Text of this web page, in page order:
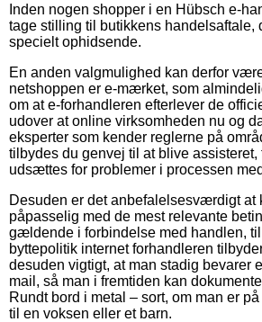
Inden nogen shopper i en Hübsch e-
tage stilling til butikkens handelsaftale,
specielt ophidsende.
En anden valgmulighed kan derfor
netshoppen er e-mærket, som
om at e-forhandleren efterlever de
udover at online virksomheden nu og
eksperter som kender reglerne på
tilbydes du genvej til at blive assisteret,
udsættes for problemer i processen
Desuden er det anbefalelsesværdigt at
påpasselig med de mest relevante
gældende i forbindelse med handlen,
byttepolitik internet forhandleren
desuden vigtigt, at man stadig bevarer
mail, så man i fremtiden kan
Rundt bord i metal – sort, om man er
til en voksen eller et barn.